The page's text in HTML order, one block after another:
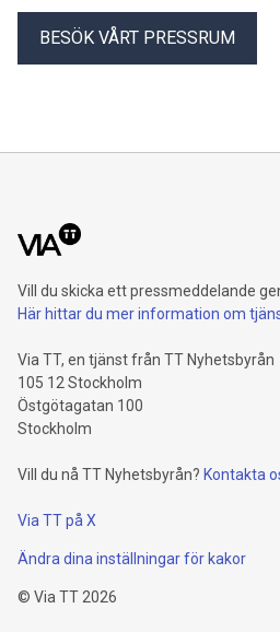
BESÖK VÅRT PRESSRUM
Vill du skicka ett pressmeddelande
Här hittar du mer information om
Via TT, en tjänst från TT Nyhetsbyrån
105 12 Stockholm
Östgötagatan 100
Stockholm
Vill du nå TT Nyhetsbyrån? Kontakta
Via TT på X
Ändra dina inställningar för kakor
© Via TT 2026